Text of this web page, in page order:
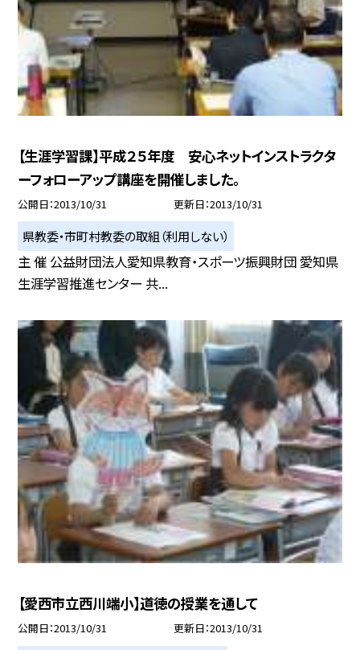
【生涯学習課】平成２５年度 安心ネットインストラクタ
ーフォローアップ講座を開催しました。
公開日 2013/10/31 更新日 2013/10/31
県教委・市町村教委の取組（利用しない）
主 催 公益財団法人愛知県教育・スポーツ振興財団 愛知県
生涯学習推進センター 共...
【愛西市立西川端小】道徳の授業を通して
公開日 2013/10/31 更新日 2013/10/31